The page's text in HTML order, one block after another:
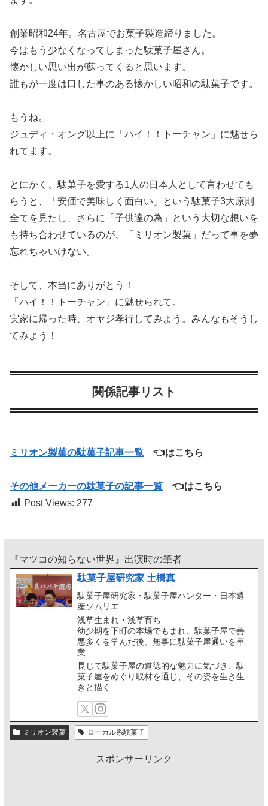
創業昭和24年。名古屋でお菓子製造締りました。
今はもう少なくなってしまった駄菓子屋さん。
懐かしい思い出が蘇ってくると思います。
誰もが一度は口した事のある懐かしい昭和の駄菓子です。
もうね。
ジュディ・オング以上に「ハイ！！トーチャン」に魅せら
れてます。
とにかく、駄菓子を愛する1人の日本人として言わせても
らうと、「安価で美味しく面白い」という駄菓子3大原則
全てを見たし、さらに「子供達の為」という大切な想いを
も持ち合わせているのが、「ミリオン製菓」だって事を夢
忘れちゃいけない。
そして、本当にありがとう！
「ハイ！！トーチャン」に魅せられて。
実家に帰った時、オヤジ孝行してみよう。みんなもそうし
てみよう！
関係記事リスト
ミリオン製菓の駄菓子記事一覧 👈はこちら
その他メーカーの駄菓子の記事一覧 👈はこちら
Post Views: 277
『マツコの知らない世界』出演時の筆者
駄菓子屋研究家 土橋真
駄菓子屋研究家・駄菓子屋ハンター・日本遺
産ソムリエ
浅草生まれ・浅草育ち
幼少期を下町の本場でもまれ、駄菓子屋で善
悪多くを学んだ後、無事に駄菓子屋通いを卒
業
長じて駄菓子屋の道徳的な魅力に気づき、駄
菓子屋をめぐり取材を通じ、その姿を生き生
きと描く
ミリオン製菓 ローカル系駄菓子
スポンサーリンク